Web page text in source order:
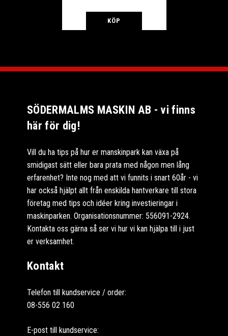
KÖP
SÖDERMALMS MASKIN AB - vi finns
här för dig!
Vill du ha tips på hur er manskinpark kan växa på
smidigast sätt eller bara prata med någon men lång
erfarenhet? Inte nog med att vi funnits i snart 60år - vi
har också hjälpt allt från enskilda hantverkare till stora
företag med tips och idéer kring investieringar i
maskinparken. Organisationsnummer: 556091-2924.
Kontakta oss gärna så ser vi hur vi kan hjälpa till i just
er verksamhet.
Kontakt
Telefon till kundservice / order:
08-556 02 160
E-post till kundservice: